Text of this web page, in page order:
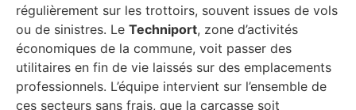
régulièrement sur les trottoirs, souvent issues de vols
ou de sinistres. Le Techniport, zone d’activités
économiques de la commune, voit passer des
utilitaires en fin de vie laissés sur des emplacements
professionnels. L’équipe intervient sur l’ensemble de
ces secteurs sans frais, que la carcasse soit